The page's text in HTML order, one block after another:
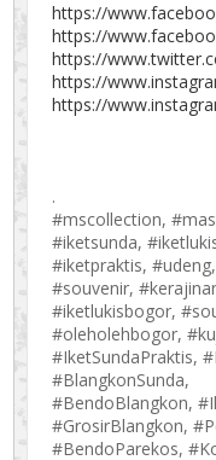
https://
https://
https://
https://
https://
.
#mscollection,
#iketsunda,
#iketpraktis,
#souvenir,
#iketlukisbogor,
#oleholehbogor,
#IketSundaPraktis,
#BlangkonSunda,
#BendoBlangkon,
#GrosirBlangkon,
#BendoParekos,